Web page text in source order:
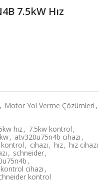
7.5kW Hız
Kontrol Cihazı adet
, Motor Yol Verme Çözümleri ,
hız, 7.5kw kontrol ,
, atv320u75n4b cihazı ,
, cihazı , hız, hız cihazı
, schneider,
,
cihazı ,
kontrol